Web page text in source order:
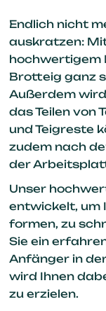
Endlich nicht
auskratzen:
hochwertigem
Brotteig ganz
Außerdem
das Teilen von
und Teigreste
zudem nach
der
Unser
entwickelt, um
formen, zu
Sie ein
Anfänger in
wird Ihnen
zu erzielen.